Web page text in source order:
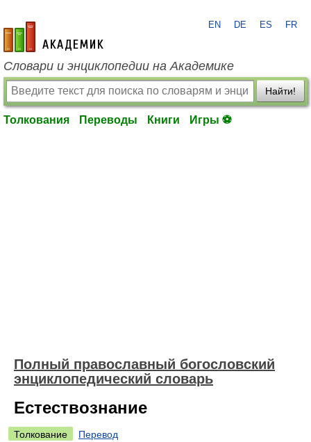
academic.ru
EN DE ES FR
Словари и энциклопедии на Академике
Найти!
Толкования Переводы Книги Игры ⚽
Полный православный богословский
энциклопедический словарь
Естествознание
Толкование
Перевод